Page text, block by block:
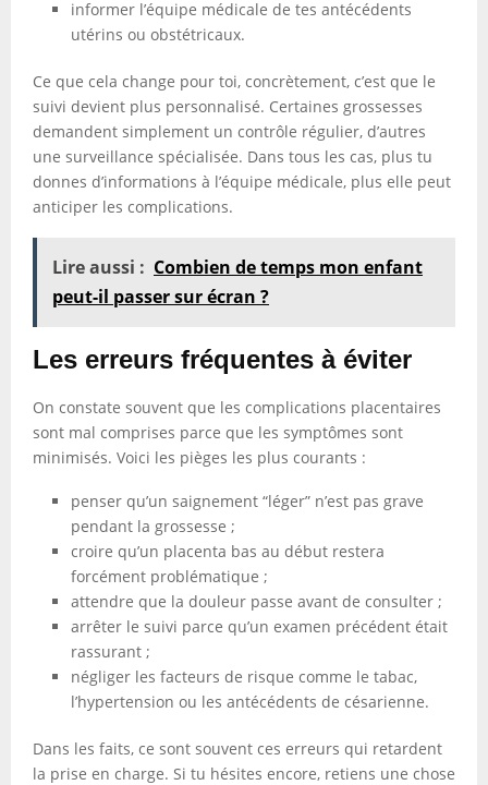
informer l’équipe médicale de tes antécédents
utérins ou obstétricaux.
Ce que cela change pour toi, concrètement, c’est que le
suivi devient plus personnalisé. Certaines grossesses
demandent simplement un contrôle régulier, d’autres
une surveillance spécialisée. Dans tous les cas, plus tu
donnes d’informations à l’équipe médicale, plus elle peut
anticiper les complications.
Lire aussi : Combien de temps mon enfant
peut-il passer sur écran ?
Les erreurs fréquentes à éviter
On constate souvent que les complications placentaires
sont mal comprises parce que les symptômes sont
minimisés. Voici les pièges les plus courants :
penser qu’un saignement “léger” n’est pas grave
pendant la grossesse ;
croire qu’un placenta bas au début restera
forcément problématique ;
attendre que la douleur passe avant de consulter ;
arrêter le suivi parce qu’un examen précédent était
rassurant ;
négliger les facteurs de risque comme le tabac,
l’hypertension ou les antécédents de césarienne.
Dans les faits, ce sont souvent ces erreurs qui retardent
la prise en charge. Si tu hésites encore, retiens une chose